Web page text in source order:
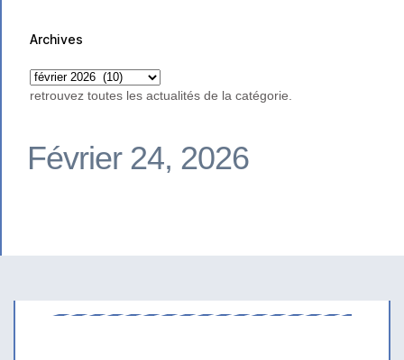
Archives
retrouvez toutes les actualités de la catégorie.
Février 24, 2026